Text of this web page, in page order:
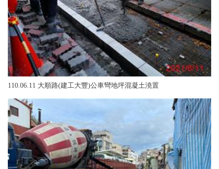
110.06.11 大順路(建工大豐)公車彎地坪混凝土澆置